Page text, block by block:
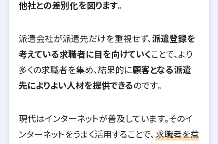
他社との差別化を図ります。
派遣会社が派遣先だけを重視せず、 派遣登録を
考えている求職者に目を向けていくことで、より
多くの求職者を集め、結果的に顧客となる派遣
先によりよい人材を提供できるのです。
現代はインターネットが普及しています。そのイ
ンターネットをうまく活用することで、 求職者を惹